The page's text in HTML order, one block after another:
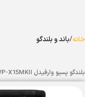
خانه باند و بلندگو
بلندگو پسیو وارفیدل WHARFEDALE EVP-X15MKII